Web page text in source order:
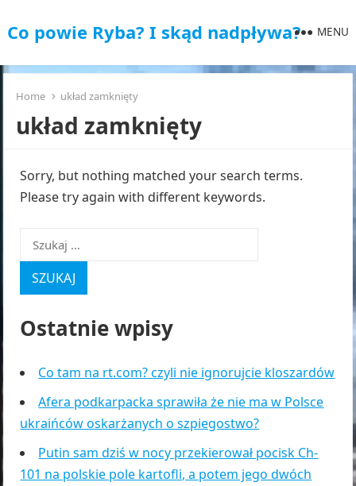
Co powie Ryba? I skąd nadpływa? MENU
Home układ zamknięty
układ zamknięty
Sorry, but nothing matched your search terms.
Please try again with different keywords.
Szukaj:
Ostatnie wpisy
Co tam na rt.com? czyli nie ignorujcie kloszardów
Afera podkarpacka sprawiła że nie ma w Polsce
ukraińców oskarżanych o szpiegostwo?
Putin sam dziś w nocy przekierował pocisk Ch-
101 na polskie pole kartofli, a potem jego dwóch